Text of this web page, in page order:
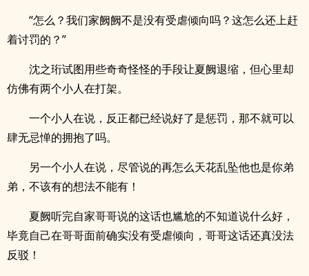
“怎么？我们家阙阙不是没有受虐倾向吗？这怎么还上赶
着讨罚的？”
沈之珩试图用些奇奇怪怪的手段让夏阙退缩，但心里却
仿佛有两个小人在打架。
一个小人在说，反正都已经说好了是惩罚，那不就可以
肆无忌惮的拥抱了吗。
另一个小人在说，尽管说的再怎么天花乱坠他也是你弟
弟，不该有的想法不能有！
夏阙听完自家哥哥说的这话也尴尬的不知道说什么好，
毕竟自己在哥哥面前确实没有受虐倾向，哥哥这话还真没法
反驳！